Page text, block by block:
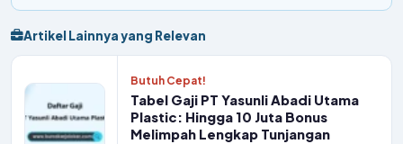
Artikel Lainnya yang Relevan
Butuh Cepat!
Tabel Gaji PT Yasunli Abadi Utama
Plastic: Hingga 10 Juta Bonus
Melimpah Lengkap Tunjangan